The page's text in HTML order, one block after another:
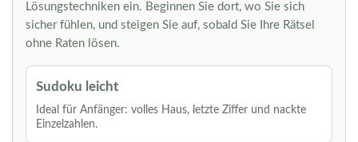
Lösungstechniken ein. Beginnen Sie dort, wo Sie sich
sicher fühlen, und steigen Sie auf, sobald Sie Ihre Rätsel
ohne Raten lösen.
Sudoku leicht
Ideal für Anfänger: volles Haus, letzte Ziffer und nackte
Einzelzahlen.